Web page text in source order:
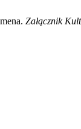
Załącznik